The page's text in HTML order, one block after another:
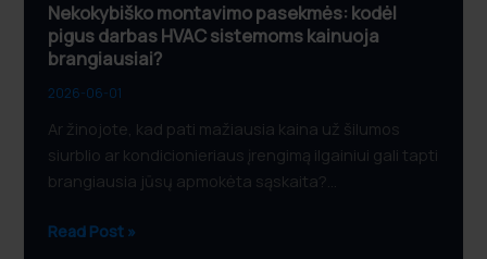
Nekokybiško montavimo pasekmės: kodėl
pigus darbas HVAC sistemoms kainuoja
brangiausiai?
2026-06-01
Ar žinojote, kad pati mažiausia kaina už šilumos
siurblio ar kondicionieriaus įrengimą ilgainiui gali tapti
brangiausia jūsų apmokėta sąskaita?…
Read Post »